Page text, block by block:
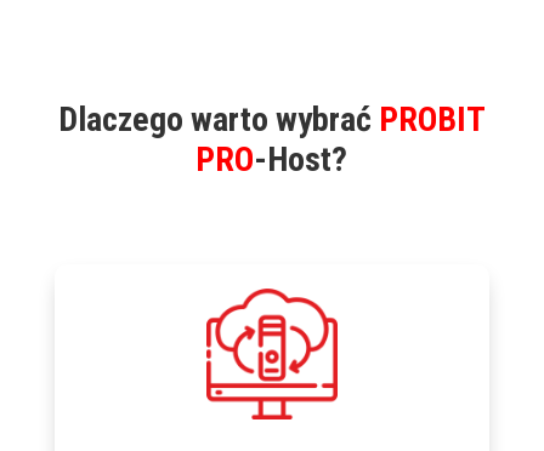
Dlaczego warto wybrać PROBIT
PRO-Host?